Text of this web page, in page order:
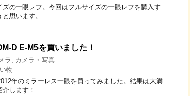
の一眼レフ。今回はフルサイズの一眼レフを購入す
思います。
D E-M5を買いました！
ラ, カメラ・写真
物
年のミラーレス一眼を買ってみました。結果は大満
します！